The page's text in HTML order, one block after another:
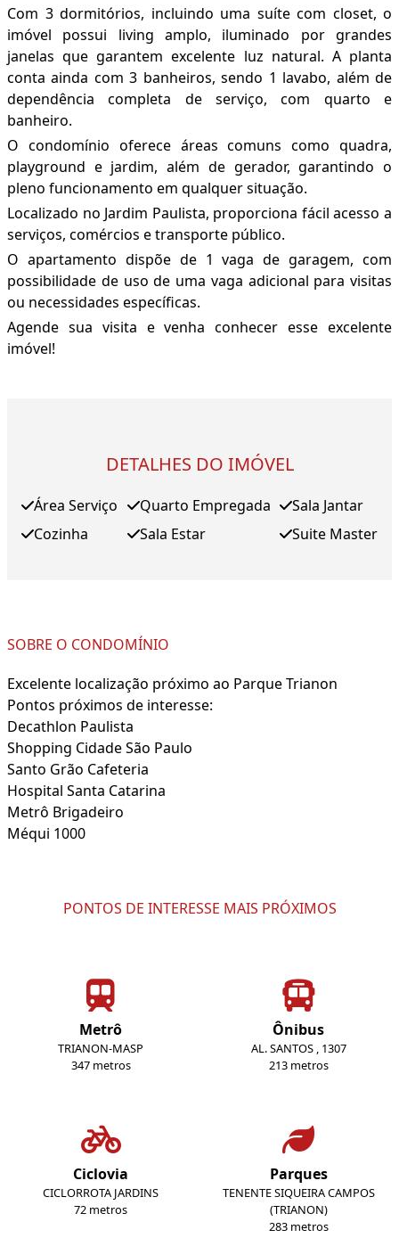
Com 3 dormitórios, incluindo uma suíte com closet, o
imóvel possui living amplo, iluminado por grandes
janelas que garantem excelente luz natural. A planta
conta ainda com 3 banheiros, sendo 1 lavabo, além de
dependência completa de serviço, com quarto e
banheiro.
O condomínio oferece áreas comuns como quadra,
playground e jardim, além de gerador, garantindo o
pleno funcionamento em qualquer situação.
Localizado no Jardim Paulista, proporciona fácil acesso a
serviços, comércios e transporte público.
O apartamento dispõe de 1 vaga de garagem, com
possibilidade de uso de uma vaga adicional para visitas
ou necessidades específicas.
Agende sua visita e venha conhecer esse excelente
imóvel!
DETALHES DO IMÓVEL
Área Serviço
Cozinha
Quarto Empregada
Sala Estar
Sala Jantar
Suite Master
SOBRE O CONDOMÍNIO
Excelente localização próximo ao Parque Trianon
Pontos próximos de interesse:
Decathlon Paulista
Shopping Cidade São Paulo
Santo Grão Cafeteria
Hospital Santa Catarina
Metrô Brigadeiro
Méqui 1000
PONTOS DE INTERESSE MAIS PRÓXIMOS
Metrô
TRIANON-MASP
347 metros
Ônibus
AL. SANTOS , 1307
213 metros
Ciclovia
CICLORROTA JARDINS
72 metros
Parques
TENENTE SIQUEIRA CAMPOS
(TRIANON)
283 metros